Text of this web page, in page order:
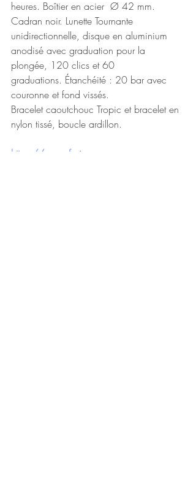
heures. Boîtier en acier  Ø 42 mm.
Cadran noir. Lunette Tournante
unidirectionnelle, disque en aluminium
anodisé avec graduation pour la
plongée, 120 clics et 60
graduations. Étanchéité : 20 bar avec
couronne et fond vissés.
Bracelet caoutchouc Tropic et bracelet en
nylon tissé, boucle ardillon.
https://www.frojo.com